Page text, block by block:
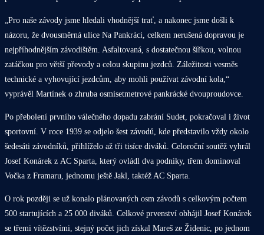
„Pro naše závody jsme hledali vhodnější trať, a nakonec jsme došli k
názoru, že dvousměrná ulice Na Pankráci, celkem nerušená dopravou je
nejpříhodnějším závodištěm. Asfaltovaná, s dostatečnou šířkou, volnou
zatáčkou pro větší převody a celou skupinu jezdců. Záležitosti vesměs
technické a vyhovující jezdcům, aby mohli používat závodní kola,“
vyprávěl Martínek o zhruba osmisetmetrové pankrácké dvouproudovce.
Po přebolení prvního válečného dopadu zabrání Sudet, pokračoval i život
sportovní. V roce 1939 se odjelo šest závodů, kde představilo vždy okolo
šedesáti závodníků, přihlíželo až tři tisíce diváků. Celoroční soutěž vyhrál
Josef Konárek z AC Sparta, který ovládl dva podniky, třem dominoval
Vočka z Framaru, jednomu ještě Jakl, taktéž AC Sparta.
O rok později se už konalo plánovaných osm závodů s celkovým počtem
500 startujících a 25 000 diváků. Celkové prvenství obhájil Josef Konárek
se třemi vítězstvími, stejný počet jich získal Mareš ze Židenic, po jednom